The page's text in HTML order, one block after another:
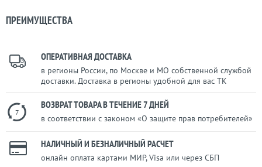
ПРЕИМУЩЕСТВА
ОПЕРАТИВНАЯ ДОСТАВКА
в регионы России, по Москве и МО собственной службой
доставки. Доставка в регионы удобной для вас ТК
7
ВОЗВРАТ ТОВАРА В ТЕЧЕНИЕ 7 ДНЕЙ
в соответствии с законом «О защите прав потребителей»
НАЛИЧНЫЙ И БЕЗНАЛИЧНЫЙ РАСЧЕТ
онлайн оплата картами МИР, Visa или через СБП